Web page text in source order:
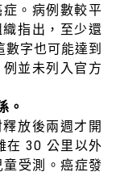
。病例數較平
指出，至少還
字也可能達到
並未列入官方
。
放後兩週才開
在 30 公里以外
受測。癌症發